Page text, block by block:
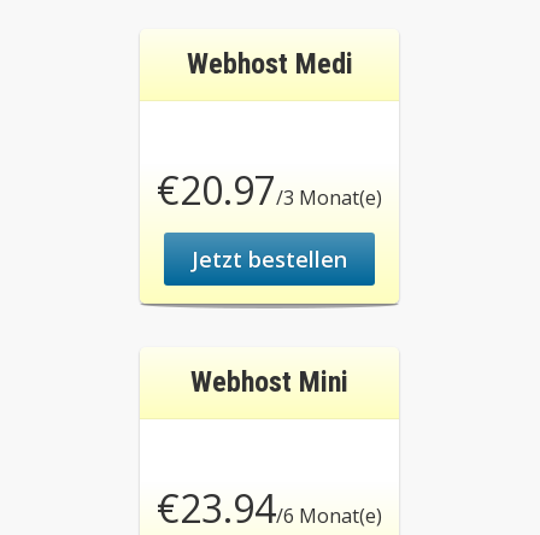
Webhost Medi
€20.97/3 Monat(e)
Jetzt bestellen
Webhost Mini
€23.94/6 Monat(e)